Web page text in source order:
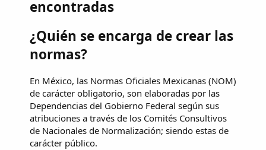
encontradas
¿Quién se encarga de crear las
normas?
En México, las Normas Oficiales Mexicanas (NOM)
de carácter obligatorio, son elaboradas por las
Dependencias del Gobierno Federal según sus
atribuciones a través de los Comités Consultivos
de Nacionales de Normalización; siendo estas de
carácter público.